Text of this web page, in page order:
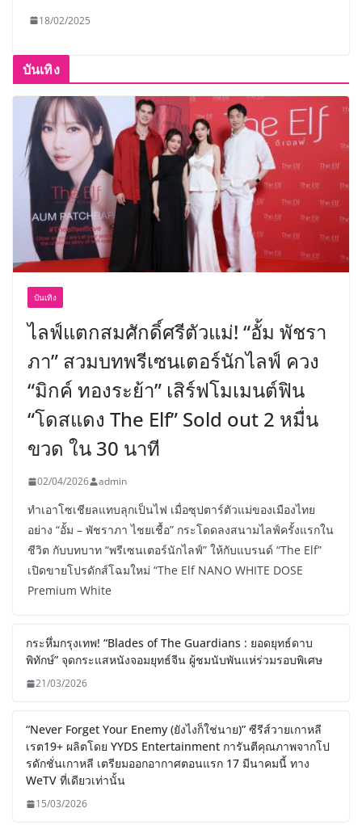
18/02/2025
บันเทิง
บันเทิง
ไลฟ์แตกสมศักดิ์ศรีตัวแม่! “อั้ม พัชรา
ภา” สวมบทพรีเซนเตอร์นักไลฟ์ ควง
“มิกค์ ทองระย้า” เสิร์ฟโมเมนต์ฟิน
“โดสแดง The Elf” Sold out 2 หมื่น
ขวด ใน 30 นาที
02/04/2026 admin
ทำเอาโซเชียลแทบลุกเป็นไฟ เมื่อซุปตาร์ตัวแม่ของเมืองไทย
อย่าง “อั้ม – พัชราภา ไชยเชื้อ” กระโดดลงสนามไลฟ์ครั้งแรกใน
ชีวิต กับบทบาท “พรีเซนเตอร์นักไลฟ์” ให้กับแบรนด์ “The Elf”
เปิดขายโปรดักส์โฉมใหม่ “The Elf NANO WHITE DOSE
Premium White
กระหึ่มกรุงเทพ! “Blades of The Guardians : ยอดยุทธ์ดาบ
พิทักษ์” จุดกระแสหนังจอมยุทธ์จีน ผู้ชมนับพันแห่ร่วมรอบพิเศษ
21/03/2026
“Never Forget Your Enemy (ยังไงก็ใช่นาย)” ซีรีส์วายเกาหลี
เรต19+ ผลิตโดย YYDS Entertainment การันตีคุณภาพจากโป
รดักชั่นเกาหลี เตรียมออกอากาศตอนแรก 17 มีนาคมนี้ ทาง
WeTV ที่เดียวเท่านั้น
15/03/2026